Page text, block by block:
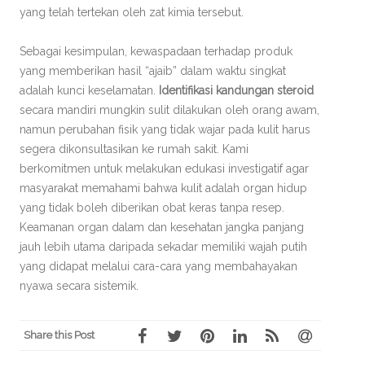
yang telah tertekan oleh zat kimia tersebut.
Sebagai kesimpulan, kewaspadaan terhadap produk
yang memberikan hasil “ajaib” dalam waktu singkat
adalah kunci keselamatan.
Identifikasi kandungan steroid
secara mandiri mungkin sulit dilakukan oleh orang awam,
namun perubahan fisik yang tidak wajar pada kulit harus
segera dikonsultasikan ke rumah sakit. Kami
berkomitmen untuk melakukan edukasi investigatif agar
masyarakat memahami bahwa kulit adalah organ hidup
yang tidak boleh diberikan obat keras tanpa resep.
Keamanan organ dalam dan kesehatan jangka panjang
jauh lebih utama daripada sekadar memiliki wajah putih
yang didapat melalui cara-cara yang membahayakan
nyawa secara sistemik.
Share this Post